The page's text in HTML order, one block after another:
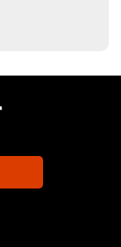
(nouvelle
Linkedin
Sur Twitter
Sur